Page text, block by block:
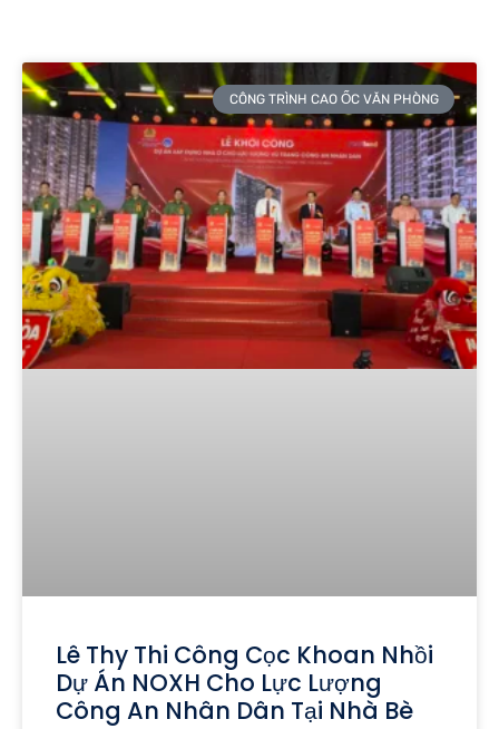
CÔNG TRÌNH CAO ỐC VĂN PHÒNG
Lê Thy Thi Công Cọc Khoan Nhồi
Dự Án NOXH Cho Lực Lượng
Công An Nhân Dân Tại Nhà Bè